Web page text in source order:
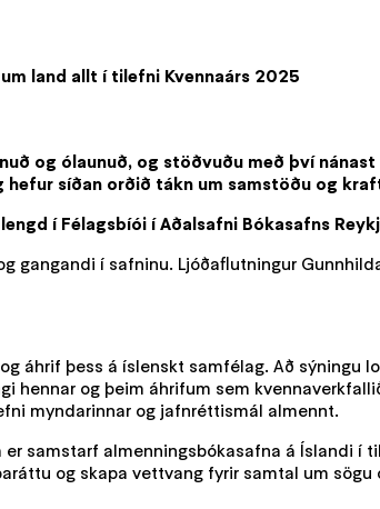
land allt í tilefni Kvennaárs 2025
og ólaunuð, og stöðvuðu með því
síðan orðið tákn um samstöðu og
í Félagsbíói í Aðalsafni Bókasafns
gangandi í safninu. Ljóðaflutningur
áhrif þess á íslenskt samfélag. Að sýningu
hennar og þeim áhrifum sem
myndarinnar og jafnréttismál almennt.
samstarf almenningsbókasafna á Íslandi í
og skapa vettvang fyrir samtal um